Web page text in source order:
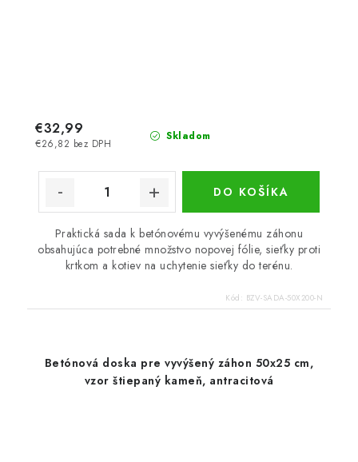
Skladom
€26,82 bez DPH
€32,99
DO KOŠÍKA
Praktická sada k betónovému vyvýšenému záhonu
obsahujúca potrebné množstvo nopovej fólie, sieťky proti
krtkom a kotiev na uchytenie sieťky do terénu.
Kód: BZV-SADA-50X200-N
Betónová doska pre vyvýšený záhon 50x25 cm,
vzor štiepaný kameň, antracitová